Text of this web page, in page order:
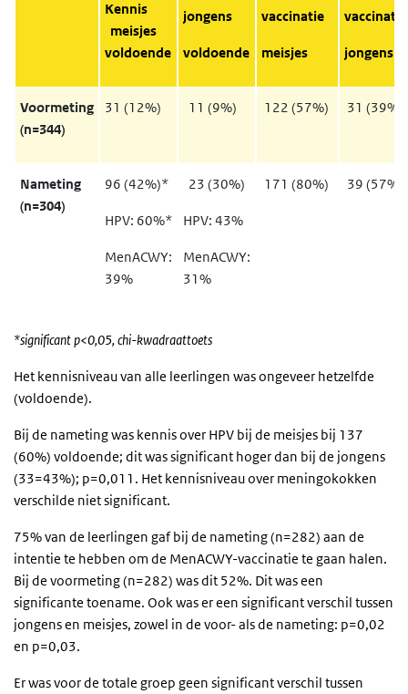
Kennis
meisjes
voldoende
jongens
voldoende
vaccinatie
meisjes
vaccinatie
jongens
Voormeting
(n=344)
31 (12%) 11 (9%) 122 (57%) 31
Nameting
(n=304)
96 (42%)*
HPV: 60%*
MenACWY:
39%
23 (30%)
HPV: 43%
MenACWY:
31%
171 (80%) 39
*significant p<0,05, chi-kwadraattoets
Het kennisniveau van alle leerlingen was ongeveer hetzelfde
(voldoende).
Bij de nameting was kennis over HPV bij de meisjes bij 137
(60%) voldoende; dit was significant hoger dan bij de jongens
(33=43%); p=0,011. Het kennisniveau over meningokokken
verschilde niet significant.
75% van de leerlingen gaf bij de nameting (n=282) aan de
intentie te hebben om de MenACWY-vaccinatie te gaan halen.
Bij de voormeting (n=282) was dit 52%. Dit was een
significante toename. Ook was er een significant verschil tussen
jongens en meisjes, zowel in de voor- als de nameting: p=0,02
en p=0,03.
Er was voor de totale groep geen significant verschil tussen